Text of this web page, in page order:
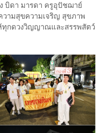
บิดา มารดา ครูอุปัชฌาย์
ามสุขความเจริญ สุขภาพ
ทุกดวงวิญญาณและสรรพสัตว์